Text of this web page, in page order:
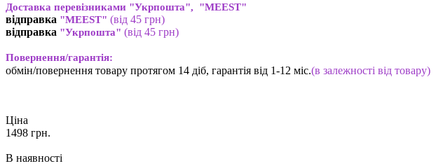
Доставка перевізниками "Укрпошта", "MEEST"
відправка "MEEST" (від 45 грн)
відправка "Укрпошта" (від 45 грн)
Повернення/гарантія:
обмін/повернення товару протягом 14 діб, гарантія від 1-12 міс.(в залежності від товару)
Ціна
1498 грн.
В наявності